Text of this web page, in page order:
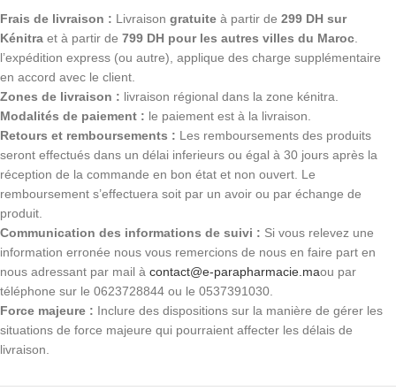
Frais de livraison : Livraison gratuite à partir de 299 DH sur
Kénitra et à partir de 799 DH pour les autres villes du Maroc
l’expédition express (ou autre), applique des charge supplémentaire
en accord avec le client.
Zones de livraison : livraison régional dans la zone kénitra.
Modalités de paiement : le paiement est à la livraison.
Retours et remboursements : Les remboursements des produits
seront effectués dans un délai inferieurs ou égal à 30 jours après la
réception de la commande en bon état et non ouvert. Le
remboursement s’effectuera soit par un avoir ou par échange de
produit.
Communication des informations de suivi : Si vous relevez une
information erronée nous vous remercions de nous en faire part en
nous adressant par mail à contact@e-parapharmacie.maou par
téléphone sur le 0623728844 ou le 0537391030.
Force majeure : Inclure des dispositions sur la manière de gérer les
situations de force majeure qui pourraient affecter les délais de
livraison.